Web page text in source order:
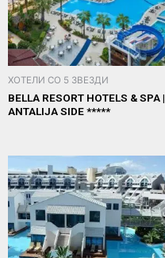
ХОТЕЛИ СО 5 ЗВЕЗДИ
BELLA RESORT HOTELS & SPA |
ANTALIJA SIDE *****